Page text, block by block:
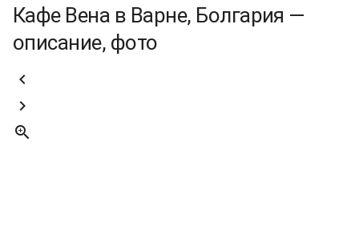
Кафе Вена в Варне, Болгария —
описание, фото


